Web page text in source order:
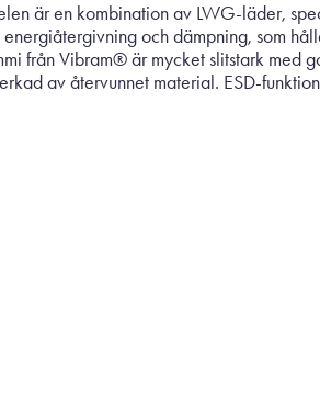
är en kombination av LWG-läder,
och dämpning, som
från Vibram® är mycket slitstark med
av återvunnet material. ESD-